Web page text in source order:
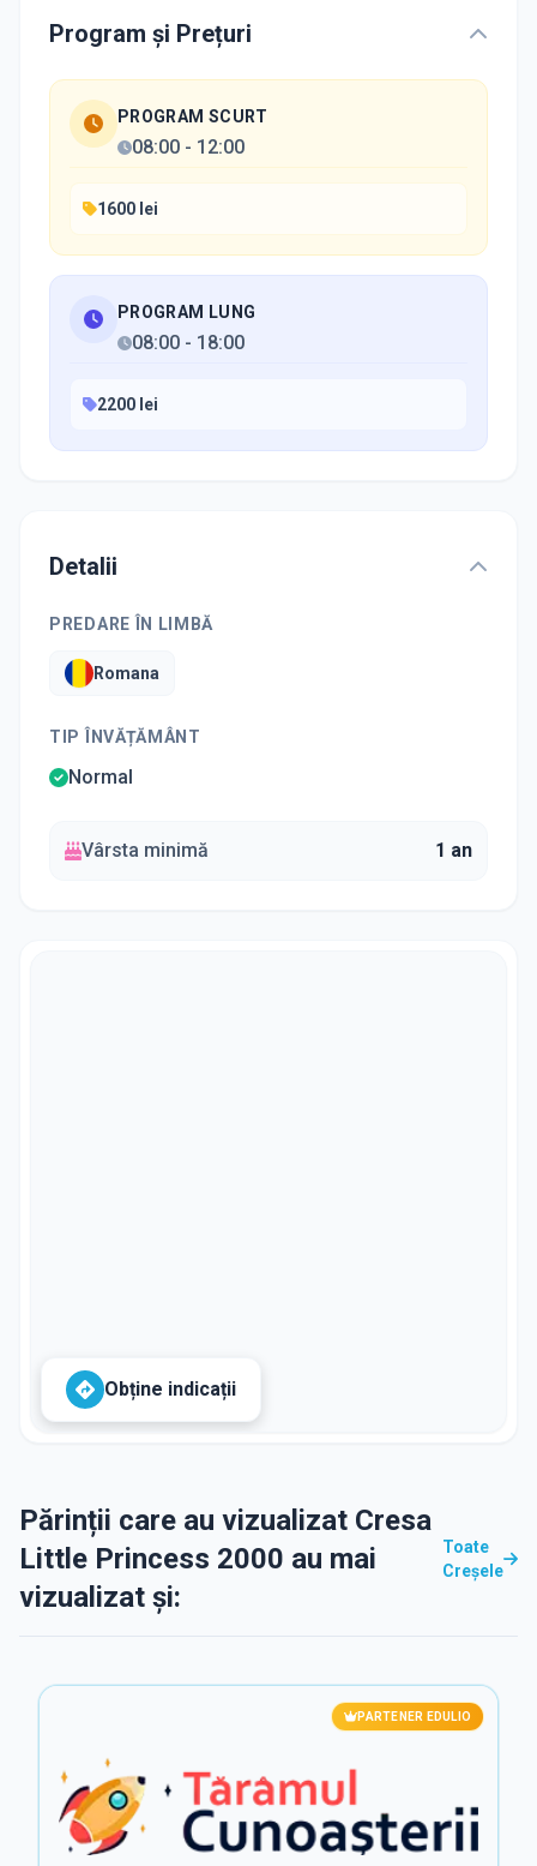
Program și Prețuri
PROGRAM SCURT
08:00 - 12:00
1600 lei
PROGRAM LUNG
08:00 - 18:00
2200 lei
Detalii
PREDARE ÎN LIMBĂ
Romana
TIP ÎNVĂȚĂMÂNT
Normal
Vârsta minimă 1 an
Obține indicații
Părinții care au vizualizat Cresa
Little Princess 2000 au mai
vizualizat și:
Toate
Creșele
PARTENER EDULIO